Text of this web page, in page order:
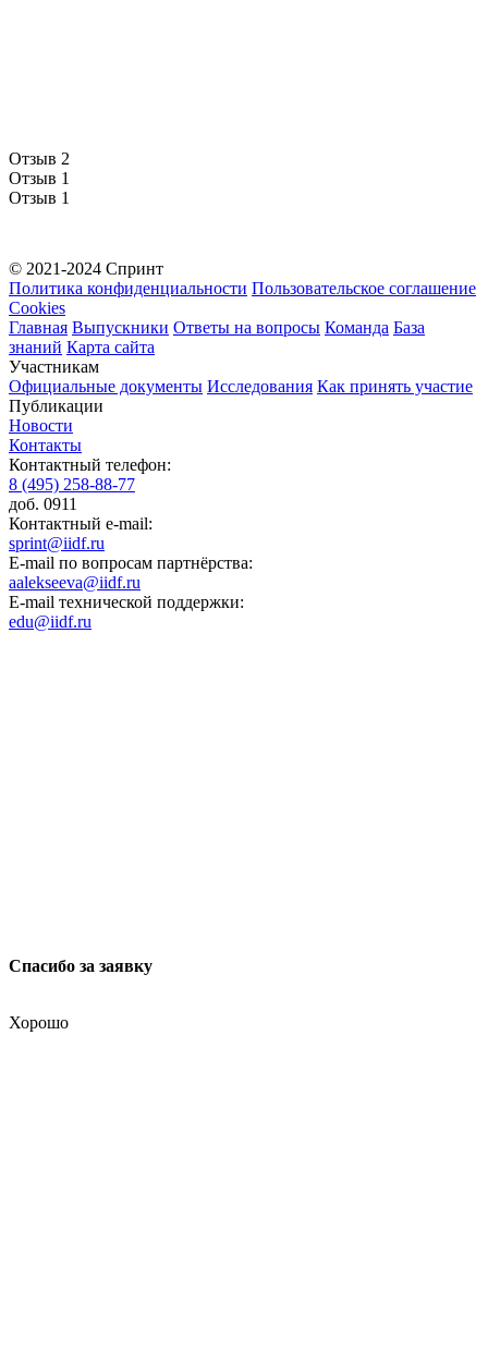
Отзыв 2
Отзыв 1
Отзыв 1
© 2021-2024 Спринт
Политика конфиденциальности Пользовательское соглашение
Cookies
Главная Выпускники Ответы на вопросы Команда База
знаний Карта сайта
Участникам
Официальные документы Исследования Как принять участие
Публикации
Новости
Контакты
Контактный телефон:
8 (495) 258-88-77
доб. 0911
Контактный e-mail:
sprint@iidf.ru
E-mail по вопросам партнёрства:
aalekseeva@iidf.ru
E-mail технической поддержки:
edu@iidf.ru
Спасибо за заявку
Хорошо